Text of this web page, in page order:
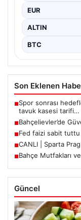
EUR
ALTIN
BTC
Son Eklenen
■Spor sonrası
tavuk kasesi tarifi…
■Bahçelievler’de
■Fed faizi sabit tuttu
■CANLI | Sparta
■Bahçe Mutfakları
Güncel